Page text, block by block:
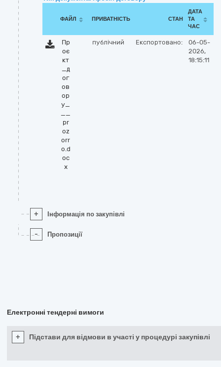
ФАЙЛ ПРИВАТНІСТЬ СТАН
ДАТА
ТА
ЧАС
Пр
оє
кт
_д
ог
ов
ор
у_
__
pr
oz
orr
o.d
oc
x
публічний Експортовано:
06-05-
2026,
18:15:11
+ Інформація по закупівлі
- Пропозиції
Електронні тендерні вимоги
+ Підстави для відмови в участі у процедурі закупівлі